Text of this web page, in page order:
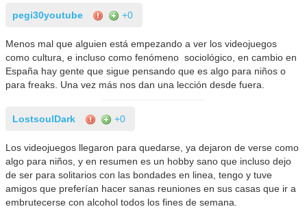
pegi30youtube +0
Menos mal que alguien está empezando a ver los videojuegos
como cultura, e incluso como fenómeno sociológico, en cambio en
España hay gente que sigue pensando que es algo para niños o
para freaks. Una vez más nos dan una lección desde fuera.
LostsoulDark +0
Los videojuegos llegaron para quedarse, ya dejaron de verse como
algo para niños, y en resumen es un hobby sano que incluso dejo
de ser para solitarios con las bondades en linea, tengo y tuve
amigos que preferían hacer sanas reuniones en sus casas que ir a
embrutecerse con alcohol todos los fines de semana.